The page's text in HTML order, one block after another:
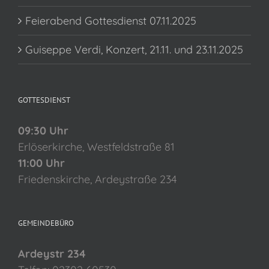
Feierabend Gottesdienst 07.11.2025
Guiseppe Verdi, Konzert, 21.11. und 23.11.2025
GOTTESDIENST
09:30 Uhr
Erlöserkirche, Westfeldstraße 81
11:00 Uhr
Friedenskirche, Ardeystraße 234
GEMEINDEBÜRO
Ardeystr 234